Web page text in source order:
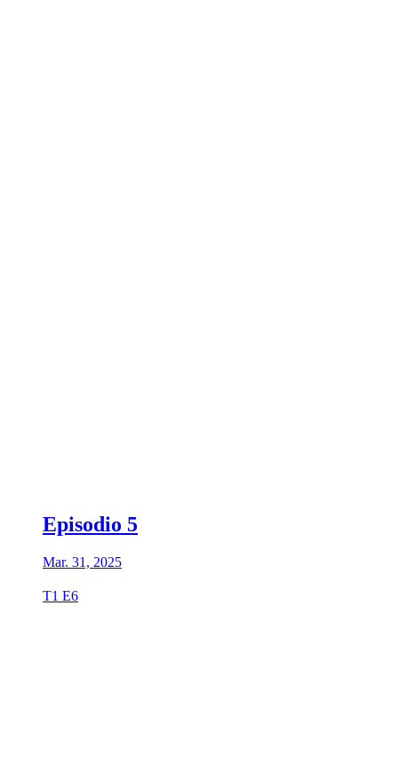
Episodio 5
Mar. 31, 2025
T1 E6